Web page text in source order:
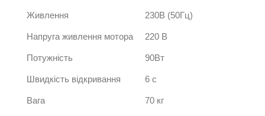
Живлення 230В (50Гц)
Напруга живлення мотора 220 В
Потужність 90Вт
Швидкість відкривання 6 с
Вага 70 кг